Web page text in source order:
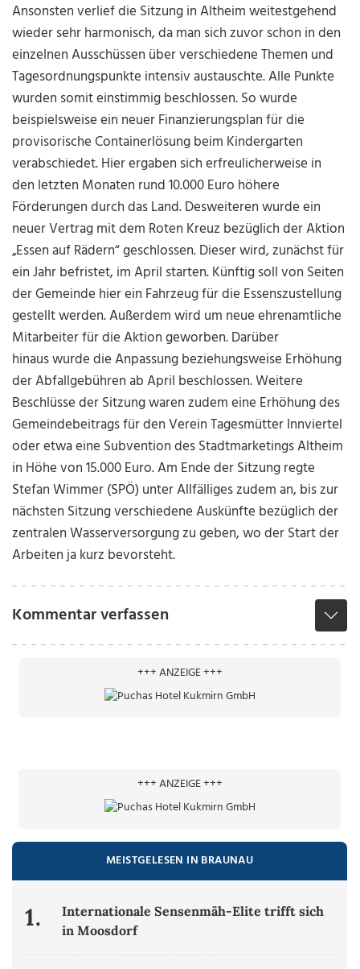
Ansonsten verlief die Sitzung in Altheim weitestgehend
wieder sehr harmonisch, da man sich zuvor schon in den
einzelnen Ausschüssen über verschiedene Themen und
Tagesordnungspunkte intensiv austauschte. Alle Punkte
wurden somit einstimmig beschlossen. So wurde
beispielsweise ein neuer Finanzierungsplan für die
provisorische Containerlösung beim Kindergarten
verabschiedet. Hier ergaben sich erfreulicherweise in
den letzten Monaten rund 10.000 Euro höhere
Förderungen durch das Land. Desweiteren wurde ein
neuer Vertrag mit dem Roten Kreuz bezüglich der Aktion
„Essen auf Rädern“ geschlossen. Dieser wird, zunächst für
ein Jahr befristet, im April starten. Künftig soll von Seiten
der Gemeinde hier ein Fahrzeug für die Essenszustellung
gestellt werden. Außerdem wird um neue ehrenamtliche
Mitarbeiter für die Aktion geworben. Darüber
hinaus wurde die Anpassung beziehungsweise Erhöhung
der Abfallgebühren ab April beschlossen. Weitere
Beschlüsse der Sitzung waren zudem eine Erhöhung des
Gemeindebeitrags für den Verein Tagesmütter Innviertel
oder etwa eine Subvention des Stadtmarketings Altheim
in Höhe von 15.000 Euro. Am Ende der Sitzung regte
Stefan Wimmer (SPÖ) unter Allfälliges zudem an, bis zur
nächsten Sitzung verschiedene Auskünfte bezüglich der
zentralen Wasserversorgung zu geben, wo der Start der
Arbeiten ja kurz bevorsteht.
Kommentar verfassen
+++ ANZEIGE +++
+++ ANZEIGE +++
MEISTGELESEN IN BRAUNAU
1.
Internationale Sensenmäh-Elite trifft sich
in Moosdorf